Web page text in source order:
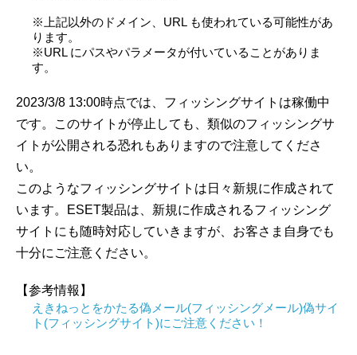
※上記以外のドメイン、URL も使われている可能性があ
ります。
※URL にパスやパラメータが付いていることがありま
す。
2023/3/8 13:00時点では、フィッシングサイトは稼働中
です。このサイトが停止しても、類似のフィッシングサ
イトが公開される恐れもありますので注意してくださ
い。
このようなフィッシングサイトは日々新規に作成されて
います。ESET製品は、新規に作成されるフィッシング
サイトにも随時対応していきますが、お客さま自身でも
十分にご注意ください。
【参考情報】
えきねっとをかたる偽メール(フィッシングメール)偽サイ
ト(フィッシングサイト)にご注意ください！